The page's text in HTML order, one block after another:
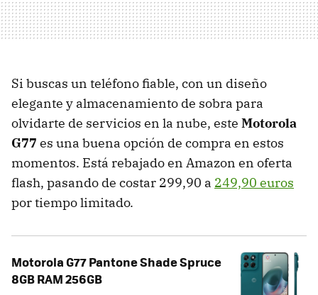
Si buscas un teléfono fiable, con un diseño
elegante y almacenamiento de sobra para
olvidarte de servicios en la nube, este Motorola
G77 es una buena opción de compra en estos
momentos. Está rebajado en Amazon en oferta
flash, pasando de costar 299,90 a 249,90 euros
por tiempo limitado.
Motorola G77 Pantone Shade Spruce
8GB RAM 256GB